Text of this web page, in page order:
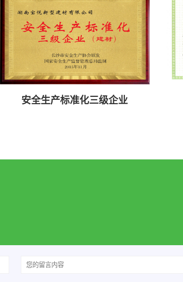
安全生产标准化三级企业